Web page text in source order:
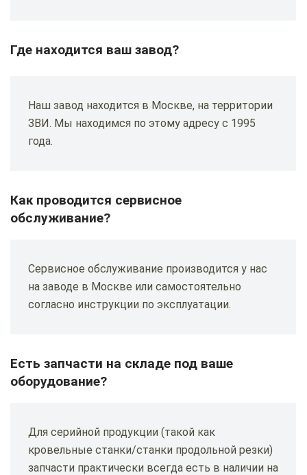
Где находится ваш завод?
Наш завод находится в Москве, на территории
ЗВИ. Мы находимся по этому адресу с 1995
года.
Как проводится сервисное
обслуживание?
Сервисное обслуживание производится у нас
на заводе в Москве или самостоятельно
согласно инструкции по эксплуатации.
Есть запчасти на складе под ваше
оборудование?
Для серийной продукции (такой как
кровельные станки/станки продольной резки)
запчасти практически всегда есть в наличии на